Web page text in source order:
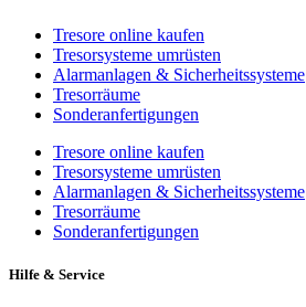
Tresore online kaufen
Tresorsysteme umrüsten
Alarmanlagen & Sicherheitssysteme
Tresorräume
Sonderanfertigungen
Tresore online kaufen
Tresorsysteme umrüsten
Alarmanlagen & Sicherheitssysteme
Tresorräume
Sonderanfertigungen
Hilfe & Service